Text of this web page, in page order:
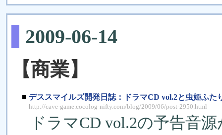
2009-06-14
【商業】
■ デススマイルズ開発日誌：ドラマCD vol.2と虫姫ふた
http://cave-game.cocolog-nifty.com/blog/2009/06/post-2950.html
ドラマCD vol.2の予告音